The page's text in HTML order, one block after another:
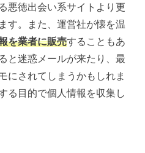
悪徳出会い系サイトより更
す。また、運営社が懐を温
を業者に販売することもあ
と迷惑メールが来たり、最
にされてしまうかもしれま
る目的で個人情報を収集し